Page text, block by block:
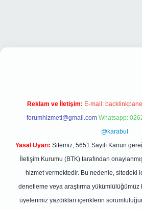
Reklam ve İletişim: E-mail:
forumhizmeti@gmail.com Whatsapp:
@karabul
Yasal Uyarı: Sitemiz, 5651 Sayılı Kanun
İletişim Kurumu (BTK) tarafından
hizmet vermektedir. Bu nedenle, sitedeki
denetleme veya araştırma yükümlülüğümüz
üyelerimiz yazdıkları içeriklerin